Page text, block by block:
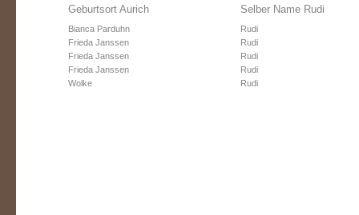
Geburtsort Aurich
Bianca Parduhn
Frieda Janssen
Frieda Janssen
Frieda Janssen
Wolke
Selber Name Rudi
Rudi
Rudi
Rudi
Rudi
Rudi